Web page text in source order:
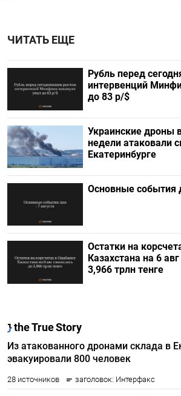
ЧИТАТЬ ЕЩЕ
Рубль перед
интервенций
до 83 р/$
Украинские дроны
недели атаковали
Екатеринбурге
Основные события
Остатки на
Казахстана на 6
3,966 трлн тенге